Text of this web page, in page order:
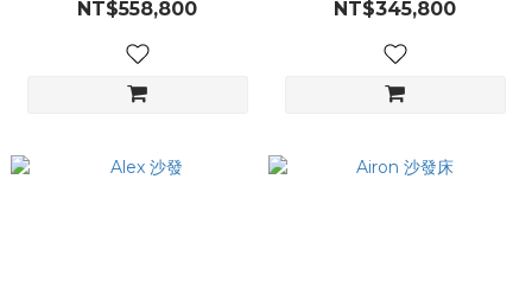
NT$558,800
NT$345,800